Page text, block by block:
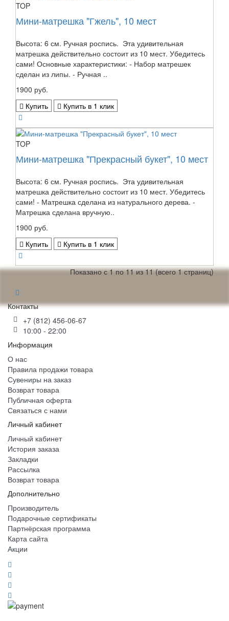
TOP
Мини-матрешка "Гжель", 10 мест
Высота: 6 см. Ручная роспись. Эта удивительная
матрешка действительно состоит из 10 мест. Убедитесь
сами! Основные характеристики: - Набор матрешек
сделан из липы. - Ручная ..
1900 руб.
Купить
Купить в 1 клик
TOP
Мини-матрешка "Прекрасный букет", 10 мест
Высота: 6 см. Ручная роспись. Эта удивительная
матрешка действительно состоит из 10 мест. Убедитесь
сами! - Матрешка сделана из натурального дерева. -
Матрешка сделана вручную..
1900 руб.
Купить
Купить в 1 клик
Показано с 1 по 11 из 11 (всего 1 страниц)
Контакты
+7 (812) 456-06-67
10:00 - 22:00
Информация
О нас
Правила продажи товара
Сувениры на заказ
Возврат товара
Публичная оферта
Связаться с нами
Личный кабинет
Личный кабинет
История заказа
Закладки
Рассылка
Возврат товара
Дополнительно
Производитель
Подарочные сертификаты
Партнёрская программа
Карта сайта
Акции